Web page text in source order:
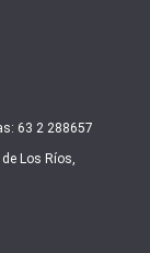
63 2 288657
Los Ríos,